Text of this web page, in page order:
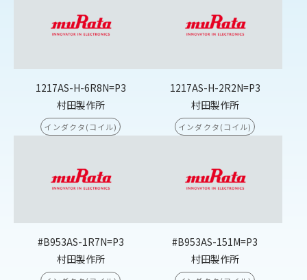
1217AS-H-6R8N=P3
村田製作所
インダクタ(コイル)
1217AS-H-2R2N=P3
村田製作所
インダクタ(コイル)
#B953AS-1R7N=P3
村田製作所
#B953AS-151M=P3
村田製作所